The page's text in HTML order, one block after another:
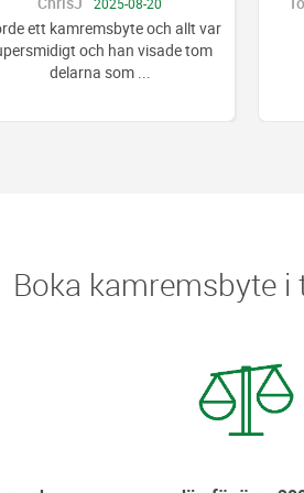
Bra jobb
Boka kamremsbyte i